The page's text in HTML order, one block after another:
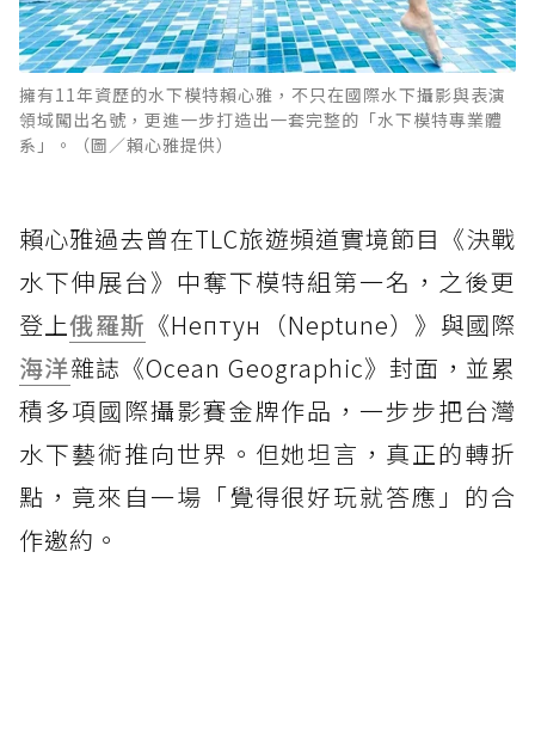
擁有11年資歷的水下模特賴心雅，不只在國際水下攝影與表演
領域闖出名號，更進一步打造出一套完整的「水下模特專業體
系」。（圖／賴心雅提供）
賴心雅過去曾在TLC旅遊頻道實境節目《決戰
水下伸展台》中奪下模特組第一名，之後更
登上俄羅斯 《Нептун（Neptune）》與國際
海洋雜誌《Ocean Geographic》封面，並累
積多項國際攝影賽金牌作品，一步步把台灣
水下藝術推向世界。但她坦言，真正的轉折
點，竟來自一場「覺得很好玩就答應」的合
作邀約。